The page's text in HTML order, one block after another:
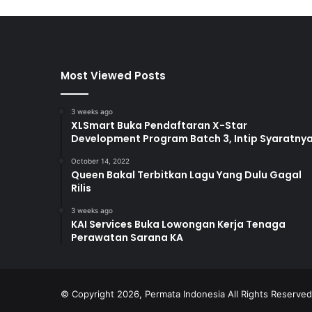
Most Viewed Posts
3 weeks ago
XLSmart Buka Pendaftaran X-Star
Development Program Batch 3, Intip Syaratnya
October 14, 2022
Queen Bakal Terbitkan Lagu Yang Dulu Gagal
Rilis
3 weeks ago
KAI Services Buka Lowongan Kerja Tenaga
Perawatan Sarana KA
© Copyright 2026, Permata Indonesia All Rights